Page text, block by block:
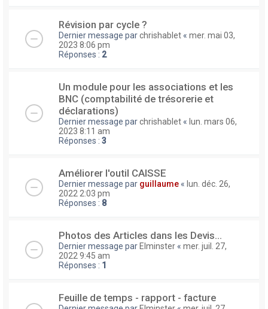
Révision par cycle ?
Dernier message parchrishablet « mer. mai 03,
2023 8:06 pm
Réponses : 2
Un module pour les associations et les
BNC (comptabilité de trésorerie et
déclarations)
Dernier message parchrishablet « lun. mars 06,
2023 8:11 am
Réponses : 3
Améliorer l'outil CAISSE
Dernier message par guillaume « lun. déc. 26,
2022 2:03 pm
Réponses : 8
Photos des Articles dans les Devis...
Dernier message parElminster « mer. juil. 27,
2022 9:45 am
Réponses : 1
Feuille de temps - rapport - facture